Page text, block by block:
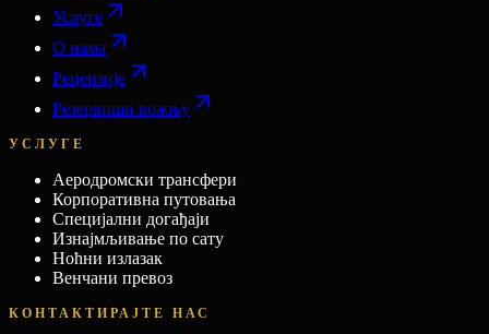
Услуге
О нама
Рецензије
Резервиши вожњу
УСЛУГЕ
Аеродромски трансфери
Корпоративна путовања
Специјални догађаји
Изнајмљивање по сату
Ноћни излазак
Венчани превоз
КОНТАКТИРАЈТЕ НАС